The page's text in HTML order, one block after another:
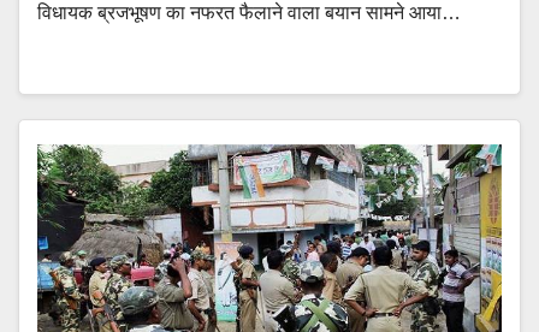
विधायक ब्रजभूषण का नफरत फैलाने वाला बयान सामने आया…